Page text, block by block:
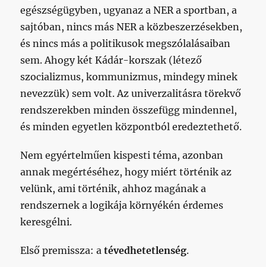
egészségügyben, ugyanaz a NER a sportban, a
sajtóban, nincs más NER a közbeszerzésekben,
és nincs más a politikusok megszólalásaiban
sem. Ahogy két Kádár-korszak (létező
szocializmus, kommunizmus, mindegy minek
nevezzük) sem volt. Az univerzalitásra törekvő
rendszerekben minden összefügg mindennel,
és minden egyetlen központból eredeztethető.
Nem egyértelműen kispesti téma, azonban
annak megértéséhez, hogy miért történik az
velünk, ami történik, ahhoz magának a
rendszernek a logikája környékén érdemes
keresgélni.
Első premissza: atévedhetetlenség.